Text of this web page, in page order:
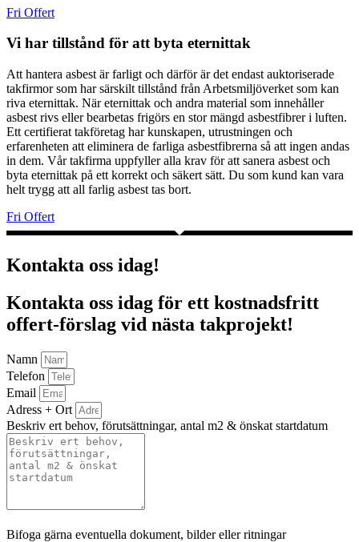
Fri Offert
Vi har tillstånd för att byta eternittak
Att hantera asbest är farligt och därför är det endast auktoriserade
takfirmor som har särskilt tillstånd från Arbetsmiljöverket som kan
riva eternittak. När eternittak och andra material som innehåller
asbest rivs eller bearbetas frigörs en stor mängd asbestfibrer i luften.
Ett certifierat takföretag har kunskapen, utrustningen och
erfarenheten att eliminera de farliga asbestfibrerna så att ingen andas
in dem. Vår takfirma uppfyller alla krav för att sanera asbest och
byta eternittak på ett korrekt och säkert sätt. Du som kund kan vara
helt trygg att all farlig asbest tas bort.
Fri Offert
Kontakta oss idag!
Kontakta oss idag för ett kostnadsfritt
offert-förslag vid nästa takprojekt!
Namn
Telefon
Email
Adress + Ort
Beskriv ert behov, förutsättningar, antal m2 & önskat startdatum
Bifoga gärna eventuella dokument, bilder eller ritningar